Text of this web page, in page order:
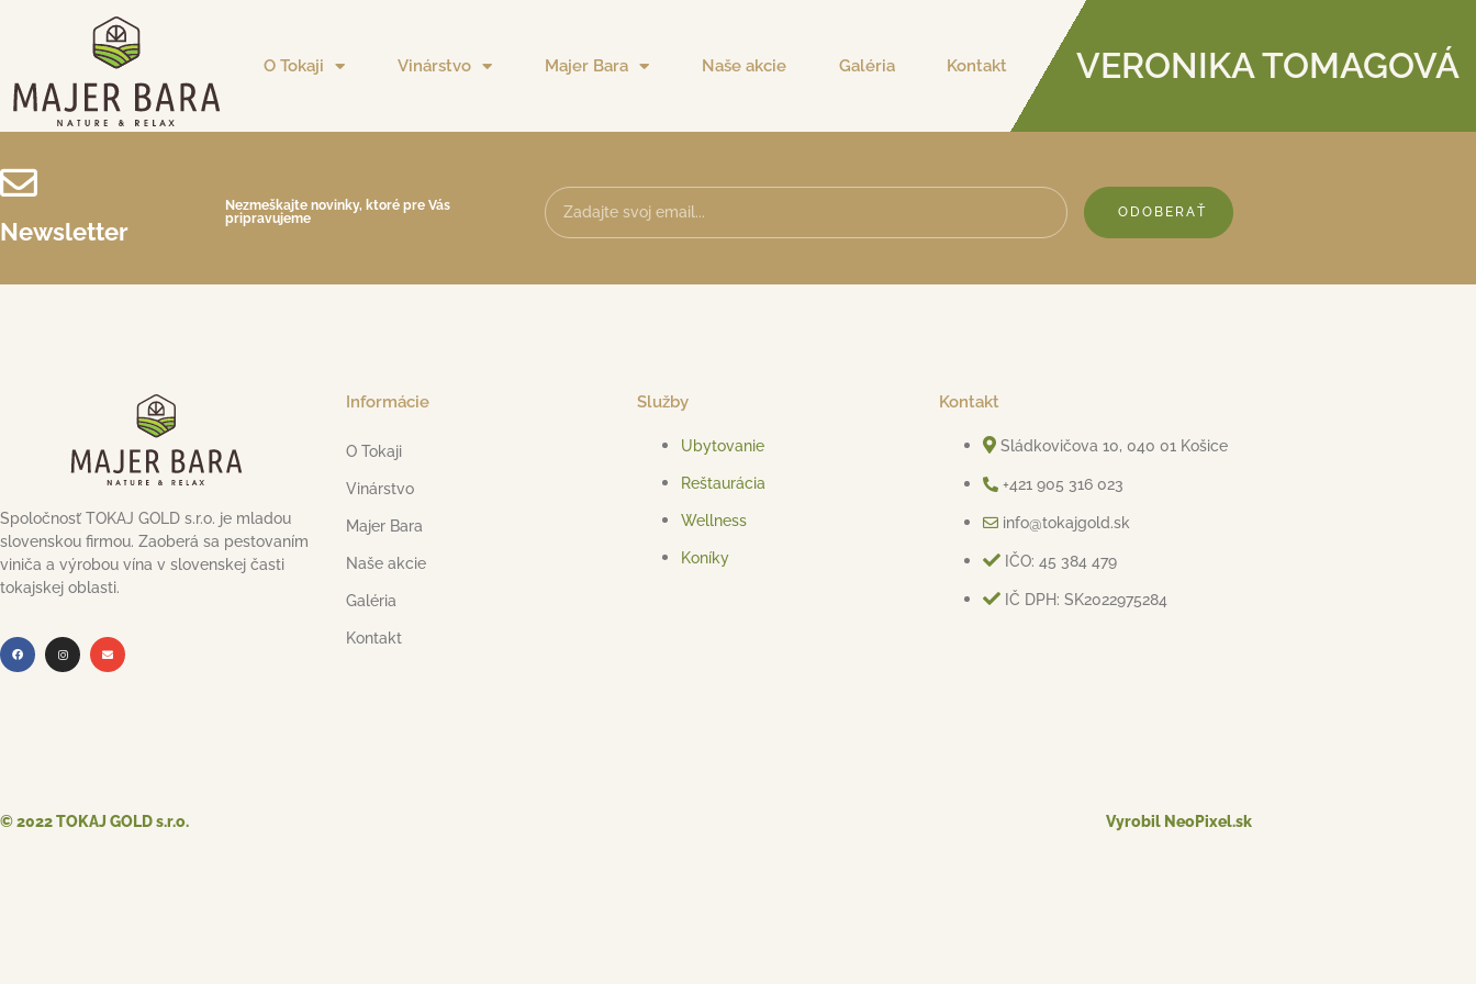
O Tokaji Vinárstvo Majer Bara Naše akcie Galéria Kontakt VERONIKA TOMAGOVÁ
Newsletter
Nezmeškajte novinky, ktoré pre Vás
pripravujeme
ODOBERAŤ
Spoločnosť TOKAJ GOLD s.r.o. je mladou
slovenskou firmou. Zaoberá sa pestovaním
viniča a výrobou vína v slovenskej časti
tokajskej oblasti.
Informácie
O Tokaji
Vinárstvo
Majer Bara
Naše akcie
Galéria
Kontakt
Služby
Ubytovanie
Reštaurácia
Wellness
Koníky
Kontakt
Sládkovičova 10, 040 01 Košice
+421 905 316 023
info@tokajgold.sk
IČO: 45 384 479
IČ DPH: SK2022975284
© 2022 TOKAJ GOLD s.r.o. Vyrobil NeoPixel.sk